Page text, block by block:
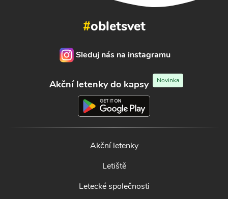
#obletsvet
Sleduj nás na instagramu
Akční letenky do kapsy Novinka
Akční letenky
Letiště
Letecké společnosti